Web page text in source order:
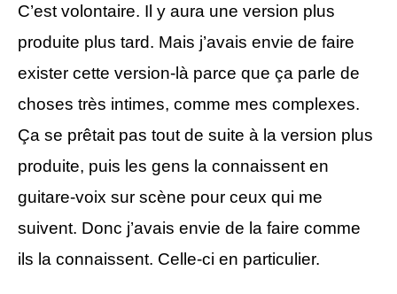
C’est volontaire. Il y aura une version plus
produite plus tard. Mais j’avais envie de faire
exister cette version-là parce que ça parle de
choses très intimes, comme mes complexes.
Ça se prêtait pas tout de suite à la version plus
produite, puis les gens la connaissent en
guitare-voix sur scène pour ceux qui me
suivent. Donc j’avais envie de la faire comme
ils la connaissent. Celle-ci en particulier.